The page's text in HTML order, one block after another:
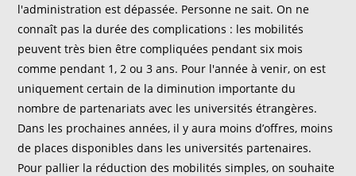
l'administration est dépassée. Personne ne sait. On ne
connaît pas la durée des complications : les mobilités
peuvent très bien être compliquées pendant six mois
comme pendant 1, 2 ou 3 ans. Pour l'année à venir, on est
uniquement certain de la diminution importante du
nombre de partenariats avec les universités étrangères.
Dans les prochaines années, il y aura moins d’offres, moins
de places disponibles dans les universités partenaires.
Pour pallier la réduction des mobilités simples, on souhaite